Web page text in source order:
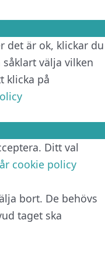
det är ok, klickar du
såklart välja vilken
klicka på
Ditt val
cookie policy
bort. De behövs
taget ska